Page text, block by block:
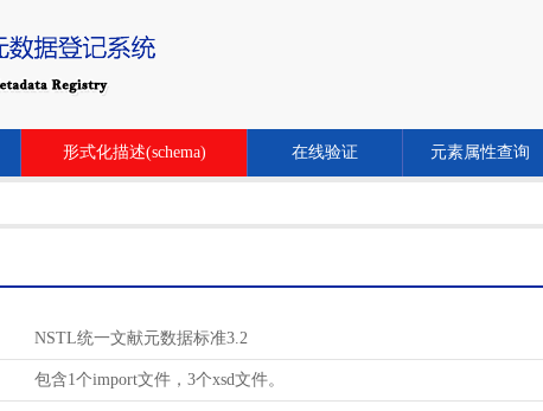
形式化描述(schema) 在线验证 元素属性查询
NSTL统一文献元数据标准3.2
包含1个import文件，3个xsd文件。